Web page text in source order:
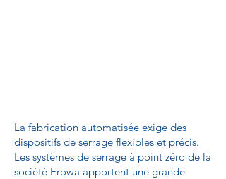
La fabrication automatisée exige des
dispositifs de serrage flexibles et précis.
Les systèmes de serrage à point zéro de la
société Erowa apportent une grande